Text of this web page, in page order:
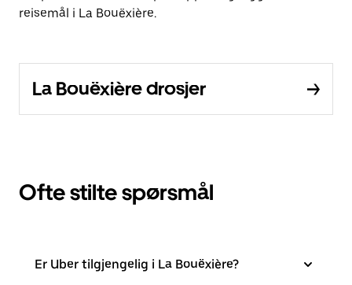
reisemål i La Bouëxière.
La Bouëxière drosjer
Ofte stilte spørsmål
Er Uber tilgjengelig i La Bouëxière?